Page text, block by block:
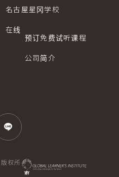
名古屋星冈学校
在线
预订免费试听课程
公司简介
权所